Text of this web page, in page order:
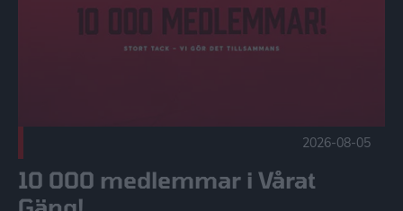
2026-08-05
10 000 medlemmar i Vårat